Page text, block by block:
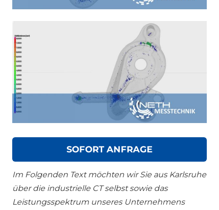
SOFORT ANFRAGE
Im Folgenden Text möchten wir Sie aus Karlsruhe
über die industrielle CT selbst sowie das
Leistungsspektrum unseres Unternehmens